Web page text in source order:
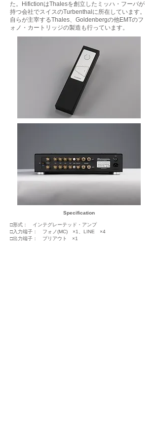
た。HifictionはThalesを創立したミッハ・フーバが
持つ会社でスイスのTurbenthalに所在しています。
自らが主宰するThales、Goldenbergの他EMTのフ
ォノ・カートリッジの製造も行っています。
Specification
□形式： インテグレーテッド・アンプ
□入力端子： フォノ(MC) ×1、LINE ×4
□出力端子： プリアウト ×1